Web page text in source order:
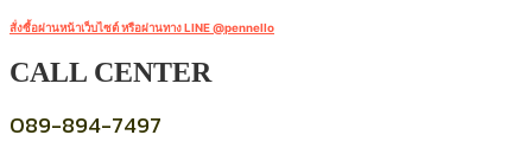
สั่งซื้อผ่านหน้าเว็บไซต์ หรือผ่านทาง LINE @pennello
CALL CENTER
089-894-7497